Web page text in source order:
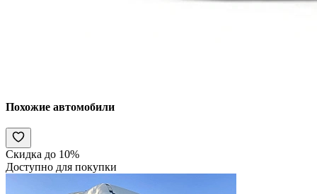
Похожие автомобили
Скидка до 10%
Доступно для покупки